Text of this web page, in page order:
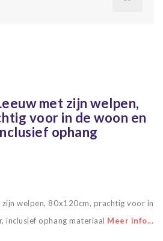
met zijn welpen,
voor in de woon en
ophang
welpen, 80x120cm, prachtig voor in
inclusief ophang materiaal Meer info...